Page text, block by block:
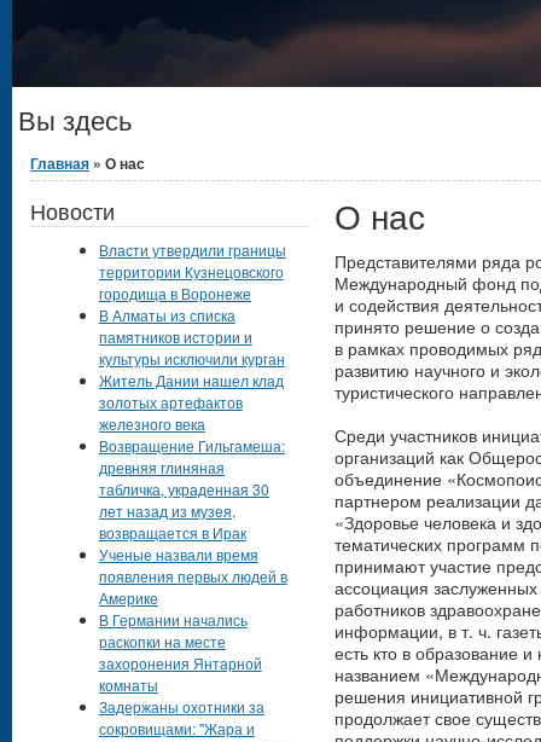
Вы здесь
Главная » О нас
О нас
Представителями ряда
Международный фонд
и содействия
принято решение о
в рамках проводимых
развитию научного и
туристического
Среди участников
организаций как
объединение
партнером реализации
«Здоровье человека и
тематических программ
принимают участие
ассоциация
работников
информации, в т. ч.
есть кто в образование
названием
решения инициативной
продолжает свое
Новости
Власти утвердили границы
территории Кузнецовского
городища в Воронеже
В Алматы из списка
памятников истории и
культуры исключили курган
Житель Дании нашел клад
золотых артефактов
железного века
Возвращение Гильгамеша:
древняя глиняная
табличка, украденная 30
лет назад из музея,
возвращается в Ирак
Ученые назвали время
появления первых людей в
Америке
В Германии начались
раскопки на месте
захоронения Янтарной
комнаты
Задержаны охотники за
сокровищами: "Жара и